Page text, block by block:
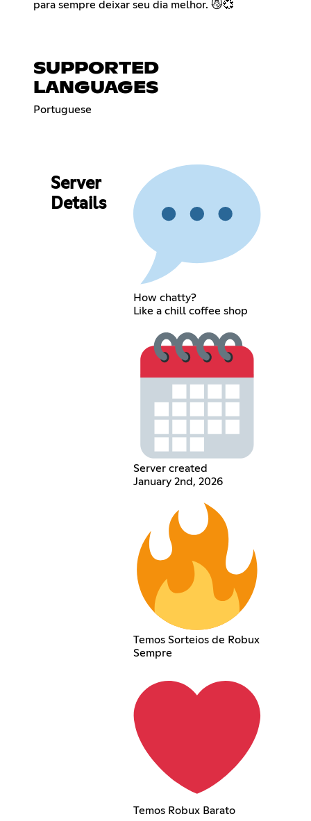
para sempre deixar seu dia melhor. 😼💞
SUPPORTED
LANGUAGES
Portuguese
Server
Details
How chatty?
Like a chill coffee shop
Server created
January 2nd, 2026
Temos Sorteios de Robux
Sempre
Temos Robux Barato